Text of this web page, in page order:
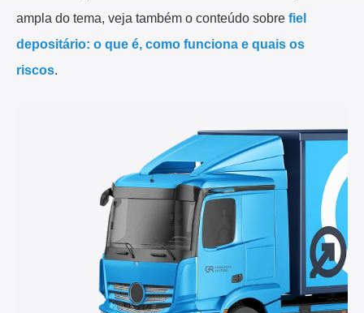
ampla do tema, veja também o conteúdo sobre fiel
depositário: o que é, como funciona e quais os
riscos.